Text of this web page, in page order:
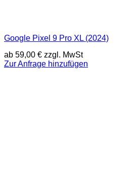
Google Pixel 9 Pro XL (2024)
ab 59,00 € zzgl. MwSt
Zur Anfrage hinzufügen